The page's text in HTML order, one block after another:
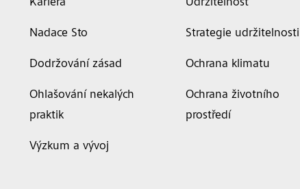
Kariéra
Nadace Sto
Dodržování zásad
Ohlašování nekalých
praktik
Výzkum a vývoj
Udržitelnost
Strategie udržitelnosti
Ochrana klimatu
Ochrana životního
prostředí